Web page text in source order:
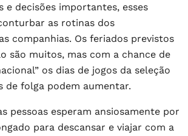
e decisões importantes, esses
as rotinas dos
companhias. Os feriados previstos
são muitos, mas com a chance de
os dias de jogos da seleção
de folga podem aumentar.
pessoas esperam ansiosamente por
para descansar e viajar com a